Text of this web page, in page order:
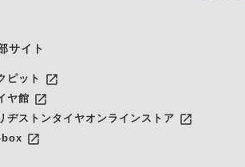
サイト
ピット launch
ヤ館 launch
ヂストンタイヤオンラインストア launch
launch